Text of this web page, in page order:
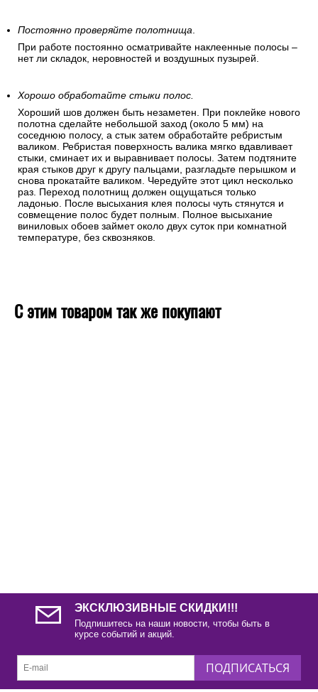
Постоянно проверяйте полотнища.
При работе постоянно осматривайте наклеенные полосы –
нет ли складок, неровностей и воздушных пузырей.
Хорошо обработайте стыки полос.
Хороший шов должен быть незаметен. При поклейке нового
полотна сделайте небольшой заход (около 5 мм) на
соседнюю полосу, а стык затем обработайте ребристым
валиком. Ребристая поверхность валика мягко вдавливает
стыки, сминает их и выравнивает полосы. Затем подтяните
края стыков друг к другу пальцами, разгладьте перышком и
снова прокатайте валиком. Чередуйте этот цикл несколько
раз. Переход полотнищ должен ощущаться только
ладонью. После высыхания клея полосы чуть стянутся и
совмещение полос будет полным. Полное высыхание
виниловых обоев займет около двух суток при комнатной
температуре, без сквозняков.
С этим товаром так же покупают
ЭКСКЛЮЗИВНЫЕ СКИДКИ!!!
Подпишитесь на наши новости, чтобы быть в
курсе событий и акций.
ПОДПИСАТЬСЯ